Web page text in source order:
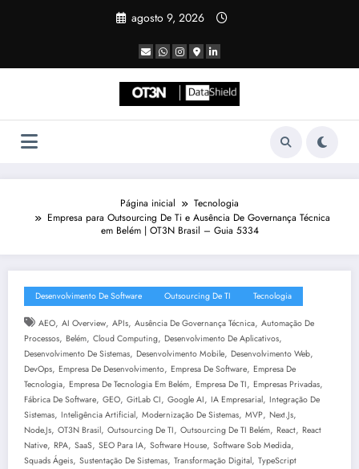
agosto 9, 2026
Página inicial
Tecnologia
Empresa para Outsourcing De Ti e Ausência De Governança Técnica
em Belém | OT3N Brasil – Guia 5334
Desenvolvimento De Software Outsourcing De TI Tecnologia
AEO, AI Overview, APIs, Ausência De Governança Técnica, Automação De
Processos, Belém, Cloud Computing, Desenvolvimento De Aplicativos,
Desenvolvimento De Sistemas, Desenvolvimento Mobile, Desenvolvimento Web,
DevOps, Empresa De Desenvolvimento, Empresa De Software, Empresa De
Tecnologia, Empresa De Tecnologia Em Belém, Empresa De TI, Empresas Privadas,
Fábrica De Software, GEO, GitLab CI, Google AI, IA Empresarial, Integração De
Sistemas, Inteligência Artificial, Modernização De Sistemas, MVP, Next.js,
Node.js, OT3N Brasil, Outsourcing De TI, Outsourcing De TI Belém, React, React
Native, RPA, SaaS, SEO Para IA, Software House, Software Sob Medida,
Squads Ágeis, Sustentação De Sistemas, Transformação Digital, TypeScript